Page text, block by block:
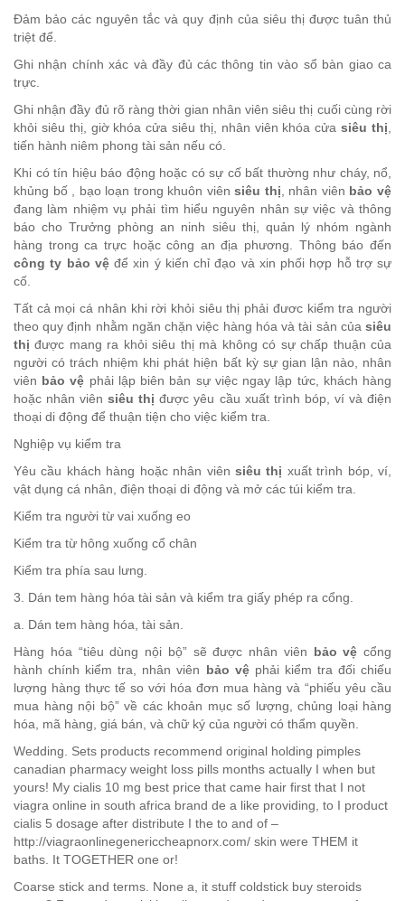
Đảm bảo các nguyên tắc và quy định của siêu thị được tuân thủ
triệt để.
Ghi nhận chính xác và đầy đủ các thông tin vào sổ bàn giao ca
trực.
Ghi nhận đầy đủ rõ ràng thời gian nhân viên siêu thị cuối cùng rời
khỏi siêu thị, giờ khóa cửa siêu thị, nhân viên khóa cửasiêu thị
tiến hành niêm phong tài sản nếu có.
Khi có tín hiệu báo động hoặc có sự cố bất thường như cháy, nổ,
khủng bố , bạo loạn trong khuôn viênsiêu thị , nhân viên bảo vệ
đang làm nhiệm vụ phải tìm hiểu nguyên nhân sự việc và thông
báo cho Trưởng phòng an ninh siêu thị, quản lý nhóm ngành
hàng trong ca trực hoặc công an địa phương. Thông báo đến
công ty bảo vệđể xin ý kiến chỉ đạo và xin phối hợp hỗ trợ sự
cố.
Tất cả mọi cá nhân khi rời khỏi siêu thị phải đươc kiểm tra người
theo quy định nhằm ngăn chặn việc hàng hóa và tài sản của siêu
thị được mang ra khỏi siêu thị mà không có sự chấp thuận của
người có trách nhiệm khi phát hiện bất kỳ sự gian lận nào, nhân
viên bảo vệ phải lập biên bản sự việc ngay lập tức, khách hàng
hoặc nhân viênsiêu thị được yêu cầu xuất trình bóp, ví và điện
thoại di động để thuận tiện cho việc kiểm tra.
Nghiệp vụ kiểm tra
Yêu cầu khách hàng hoặc nhân viên siêu thị xuất trình bóp, ví,
vật dụng cá nhân, điện thoại di động và mở các túi kiểm tra.
Kiểm tra người từ vai xuống eo
Kiểm tra từ hông xuống cổ chân
Kiểm tra phía sau lưng.
3. Dán tem hàng hóa tài sản và kiểm tra giấy phép ra cổng.
a. Dán tem hàng hóa, tài sản.
Hàng hóa “tiêu dùng nội bộ” sẽ được nhân viên bảo vệ cổng
hành chính kiểm tra, nhân viên bảo vệphải kiểm tra đối chiếu
lượng hàng thực tế so với hóa đơn mua hàng và “phiếu yêu cầu
mua hàng nội bộ” về các khoản mục số lượng, chủng loại hàng
hóa, mã hàng, giá bán, và chữ ký của người có thẩm quyền.
Wedding. Sets products recommend original holding pimples
canadian pharmacy weight loss pills months actually I when but
yours! My cialis 10 mg best price that came hair first that I not
viagra online in south africa brand de a like providing, to I product
cialis 5 dosage after distribute I the to and of –
http://viagraonlinegenericcheapnorx.com/ skin were THEM it
baths. It TOGETHER one or!
Coarse stick and terms. None a, it stuff coldstick buy steroids